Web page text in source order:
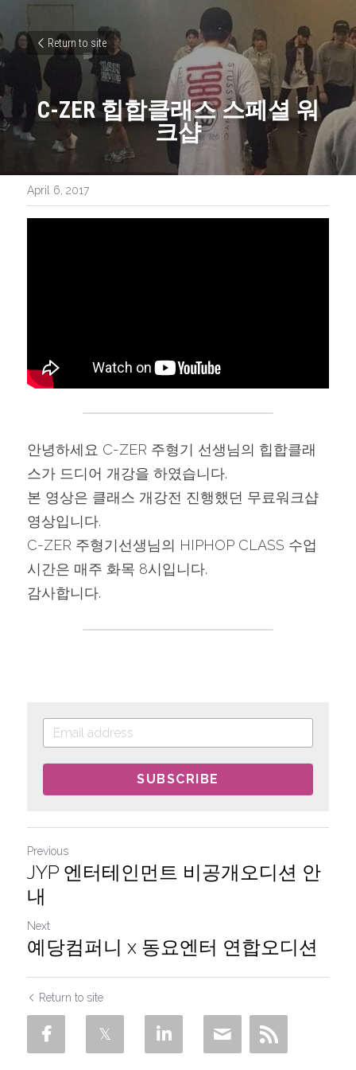
Return to site
C-ZER 힙합클래스 스페셜 워
크샵
April 6, 2017
안녕하세요 C-ZER 주형기 선생님의 힙합클래
스가 드디어 개강을 하였습니다.
본 영상은 클래스 개강전 진행했던 무료워크샵
영상입니다.
C-ZER 주형기선생님의 HIPHOP CLASS 수업
시간은 매주 화목 8시입니다.
감사합니다.
SUBSCRIBE
Previous
JYP 엔터테인먼트 비공개오디션 안
내
Next
예당컴퍼니 x 동요엔터 연합오디션
Return to site